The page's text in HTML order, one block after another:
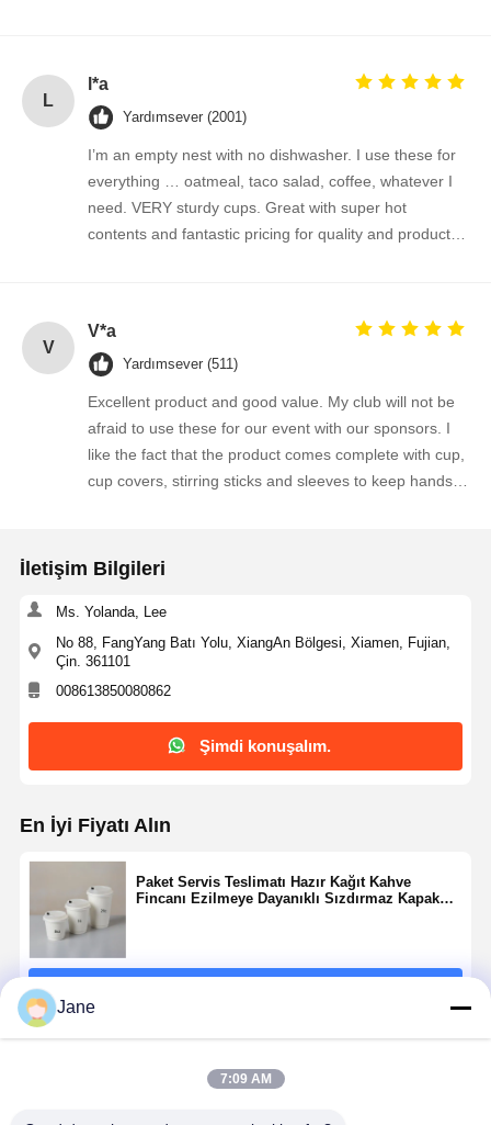
L
l*a
Yardımsever (2001)
I’m an empty nest with no dishwasher. I use these for
everything … oatmeal, taco salad, coffee, whatever I
need. VERY sturdy cups. Great with super hot
contents and fantastic pricing for quality and product
between.
V
V*a
Yardımsever (511)
Excellent product and good value. My club will not be
afraid to use these for our event with our sponsors. I
like the fact that the product comes complete with cup,
cup covers, stirring sticks and sleeves to keep hands
quality product.
İletişim Bilgileri
Ms. Yolanda, Lee
No 88, FangYang Batı Yolu, XiangAn Bölgesi, Xiamen, Fujian,
Çin. 361101
008613850080862
Şimdi konuşalım.
En İyi Fiyatı Alın
Paket Servis Teslimatı Hazır Kağıt Kahve
Fincanı Ezilmeye Dayanıklı Sızdırmaz Kapak
Jane
7:09 AM